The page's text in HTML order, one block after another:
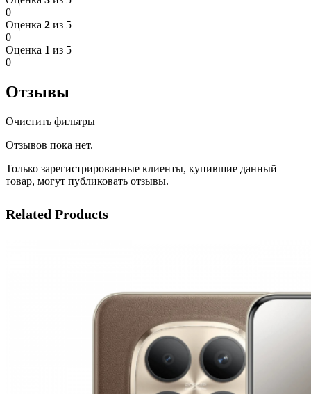
0
Оценка 2 из 5
0
Оценка 1 из 5
0
Отзывы
Очистить фильтры
Отзывов пока нет.
Только зарегистрированные клиенты, купившие данный
товар, могут публиковать отзывы.
Related Products